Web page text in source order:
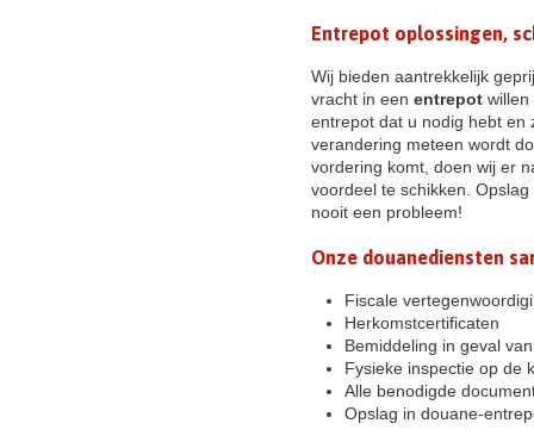
Entrepot oplossingen,
Wij bieden aantrekkelijk
vracht in een entrepot willen
entrepot dat u nodig hebt en
verandering meteen wordt
vordering komt, doen wij er
voordeel te schikken.
nooit een probleem!
Onze douanediensten
Fiscale
Herkomstcertificaten
Bemiddeling in geval
Fysieke inspectie op de
Alle benodigde
Opslag in douane-